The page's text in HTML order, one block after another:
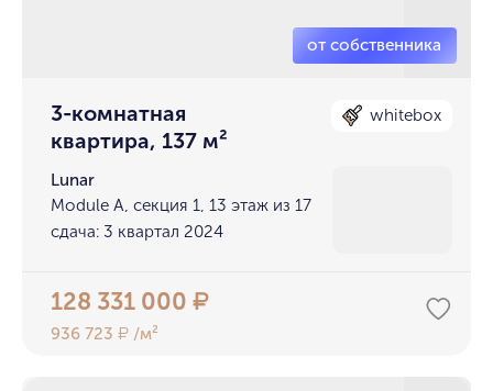
3-комнатная
квартира, 137 м²
whitebox
Lunar
Module A, секция 1, 13 этаж из 17
сдача: 3 квартал 2024
128 331 000₽
936 723₽ /м²